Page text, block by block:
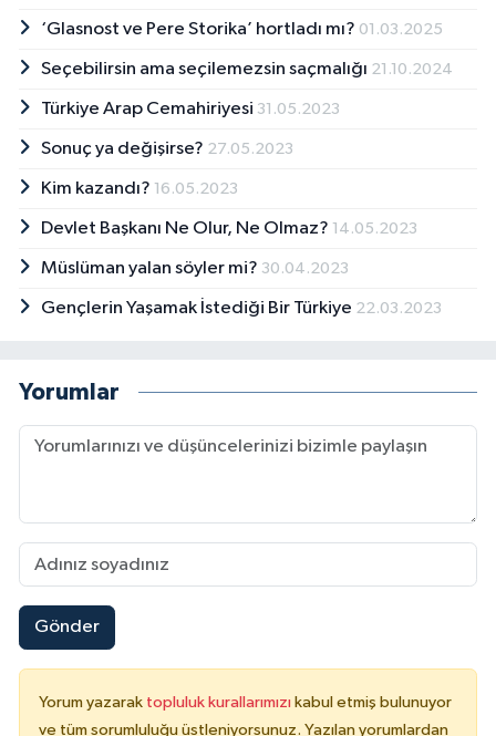
‘Glasnost ve Pere Storika’ hortladı mı? 01.03.2025
Seçebilirsin ama seçilemezsin saçmalığı 21.10.2024
Türkiye Arap Cemahiriyesi 31.05.2023
Sonuç ya değişirse? 27.05.2023
Kim kazandı? 16.05.2023
Devlet Başkanı Ne Olur, Ne Olmaz? 14.05.2023
Müslüman yalan söyler mi? 30.04.2023
Gençlerin Yaşamak İstediği Bir Türkiye 22.03.2023
Yorumlar
Gönder
Yorum yazarak topluluk kurallarımızı kabul etmiş bulunuyor
ve tüm sorumluluğu üstleniyorsunuz. Yazılan yorumlardan